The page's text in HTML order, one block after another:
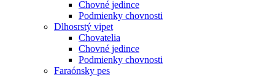
Chovné jedince
Podmienky chovnosti
Dlhosrstý vipet
Chovatelia
Chovné jedince
Podmienky chovnosti
Faraónsky pes